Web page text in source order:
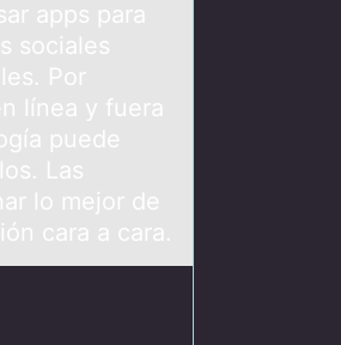
apps para
sociales
Por
línea y fuera
puede
Las
lo mejor de
cara a cara.